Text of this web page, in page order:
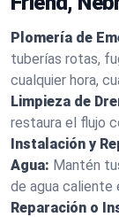
Plomería de
tuberías rotas,
cualquier hora,
Limpieza de
restaura el flujo
Instalación y
Agua: Mantén
de agua caliente
Reparación o